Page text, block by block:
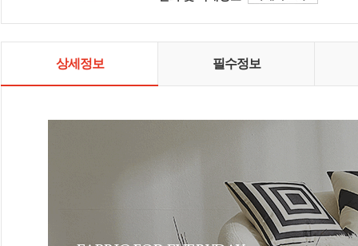
상세정보 필수정보